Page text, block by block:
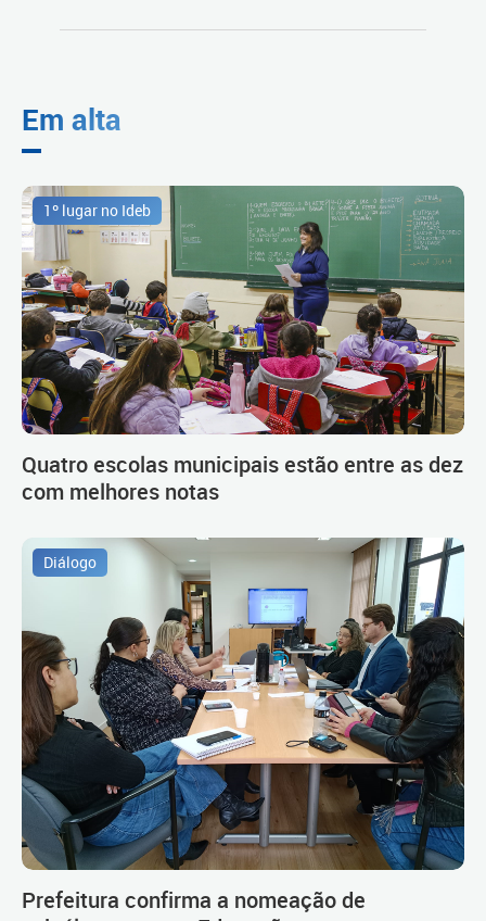
Em alta
1º lugar no Ideb
Quatro escolas municipais estão entre as dez
com melhores notas
Diálogo
Prefeitura confirma a nomeação de